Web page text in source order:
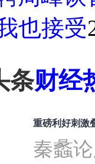
也接受
条财经
重磅利好刺激
秦蠡